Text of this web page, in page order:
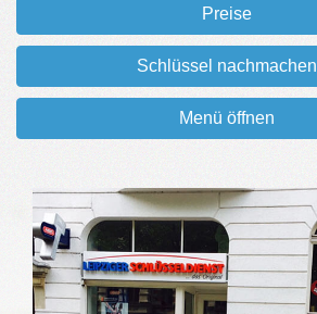
Preise
Schlüssel nachmachen
Menü öffnen